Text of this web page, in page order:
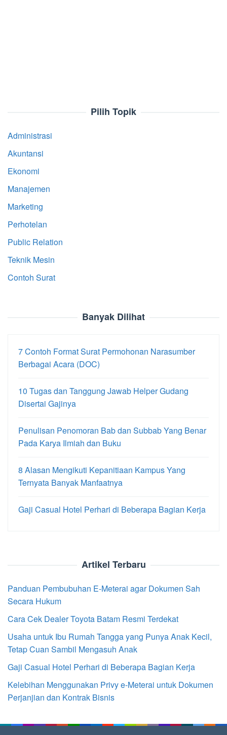
Pilih Topik
Administrasi
Akuntansi
Ekonomi
Manajemen
Marketing
Perhotelan
Public Relation
Teknik Mesin
Contoh Surat
Banyak Dilihat
7 Contoh Format Surat Permohonan Narasumber
Berbagai Acara (DOC)
10 Tugas dan Tanggung Jawab Helper Gudang
Disertai Gajinya
Penulisan Penomoran Bab dan Subbab Yang Benar
Pada Karya Ilmiah dan Buku
8 Alasan Mengikuti Kepanitiaan Kampus Yang
Ternyata Banyak Manfaatnya
Gaji Casual Hotel Perhari di Beberapa Bagian Kerja
Artikel Terbaru
Panduan Pembubuhan E-Meterai agar Dokumen Sah
Secara Hukum
Cara Cek Dealer Toyota Batam Resmi Terdekat
Usaha untuk Ibu Rumah Tangga yang Punya Anak Kecil,
Tetap Cuan Sambil Mengasuh Anak
Gaji Casual Hotel Perhari di Beberapa Bagian Kerja
Kelebihan Menggunakan Privy e-Meterai untuk Dokumen
Perjanjian dan Kontrak Bisnis